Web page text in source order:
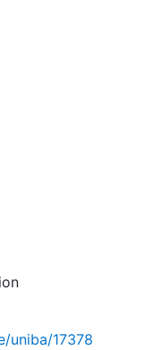
uniba/17378